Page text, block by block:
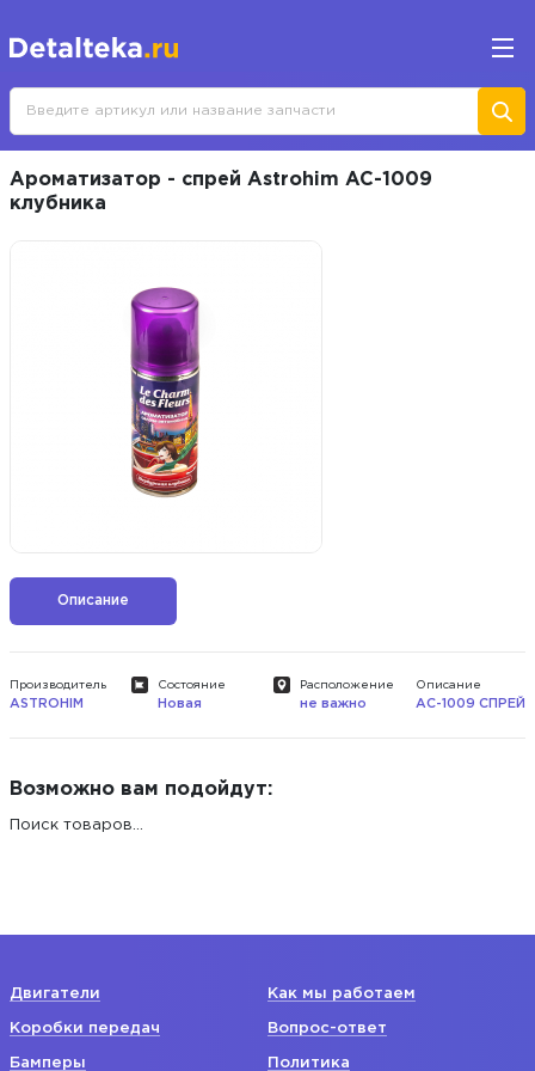
Ароматизатор - спрей Astrohim AC-1009
клубника
Описание
Производитель
ASTROHIM
Состояние
Новая
Расположение
не важно
Описание
AC-1009 СПРЕЙ
Возможно вам подойдут:
Поиск товаров...
Двигатели
Коробки передач
Бамперы
Как мы работаем
Вопрос-ответ
Политика